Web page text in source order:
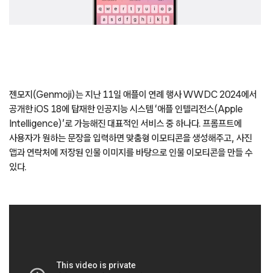
젠모지(Genmoji)는 지난 11일 애플이 연례 행사 WWDC 2024에서
공개한 iOS 18에 탑재한 인공지능 시스템 ‘애플 인텔리전스(Apple
Intelligence)’로 가능해진 대표적인 서비스 중 하나다. 프롬프트에
사용자가 원하는 문장을 입력하면 맞춤형 이모티콘을 생성해주고, 사진
앱과 연락처에 저장된 인물 이미지를 바탕으로 인물 이모티콘을 만들 수
있다.